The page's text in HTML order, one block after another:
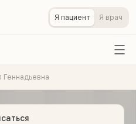
Я пациент Я врач